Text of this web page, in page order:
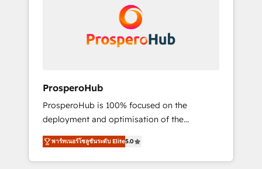
coast), our services are offered in both
Nos caracterizamos por combinar excelencia
técnica con una mirada estratégica a largo
ProsperoHub
ProsperoHub is 100% focused on the
deployment and optimisation of the
HubSpot CRM platform. Our highly
experienced team of solutions experts will
ensure that you achieve maximum adoption
พาร์ทเนอร์โซลูชันระดับ Elite5.0